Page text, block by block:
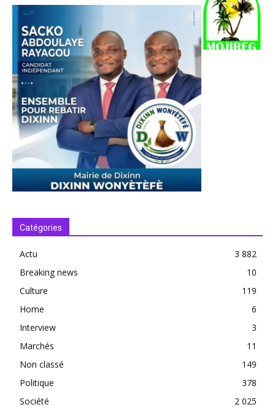
Catégories
Actu
3 882
Breaking news
10
Culture
119
Home
6
Interview
3
Marchés
11
Non classé
149
Politique
378
Société
2 025